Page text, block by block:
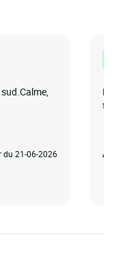
du 21-06-2026